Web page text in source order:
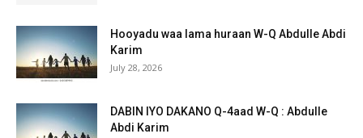
Hooyadu waa lama huraan W-Q Abdulle Abdi
Karim
July 28, 2026
DABIN IYO DAKANO Q-4aad W-Q : Abdulle
Abdi Karim